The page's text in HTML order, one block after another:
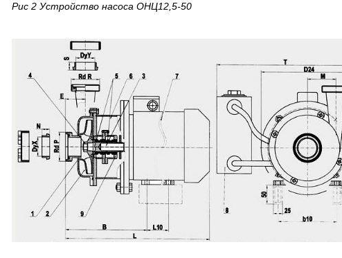
Рис 2 Устройство насоса ОНЦ12,5-50